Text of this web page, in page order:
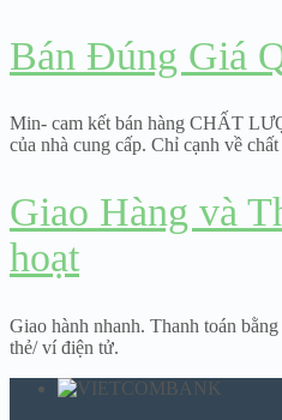
Bán Đúng Giá
Min- cam kết bán hàng CHẤT
của nhà cung cấp. Chỉ cạnh về
Giao Hàng và
hoạt
Giao hành nhanh. Thanh toán
thẻ/ ví điện tử.